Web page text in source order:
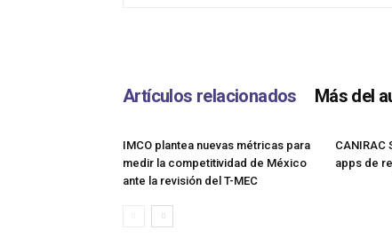
Artículos relacionados Más del
IMCO plantea nuevas métricas para
medir la competitividad de México
ante la revisión del T-MEC
CANIRAC
apps de